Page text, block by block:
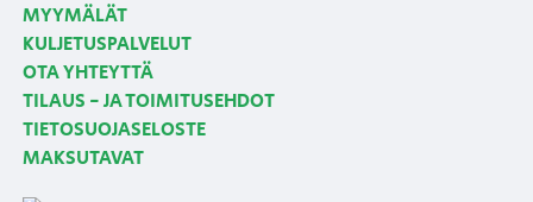
MYYMÄLÄT
KULJETUSPALVELUT
OTA YHTEYTTÄ
TILAUS - JA TOIMITUSEHDOT
TIETOSUOJASELOSTE
MAKSUTAVAT